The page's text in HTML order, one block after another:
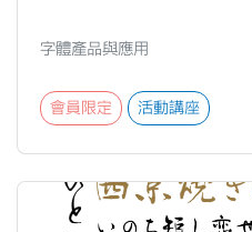
字體產品與應用
會員限定 活動講座